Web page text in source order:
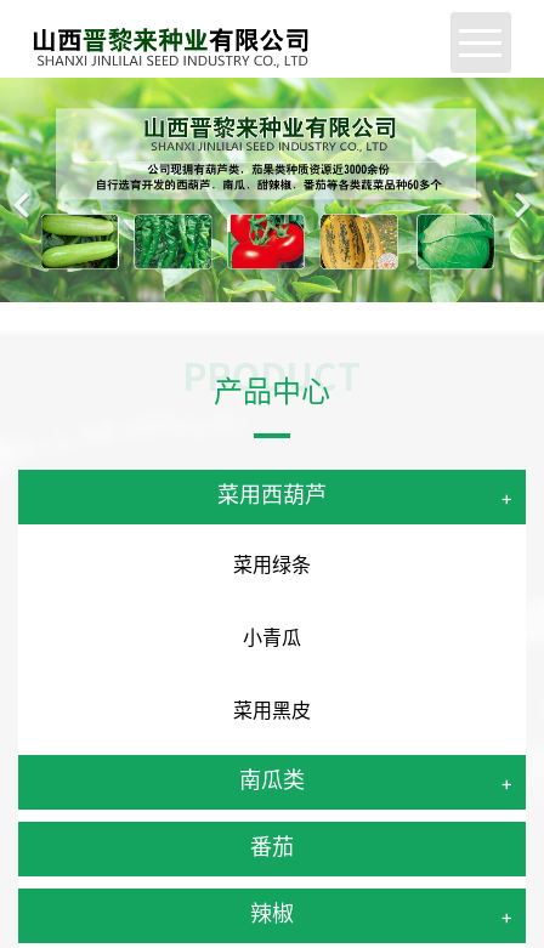
网站首页
公司简介
新闻中心
产品展示
产品中心
菜用西葫芦 +
菜用绿条
小青瓜
菜用黑皮
南瓜类 +
番茄
辣椒 +